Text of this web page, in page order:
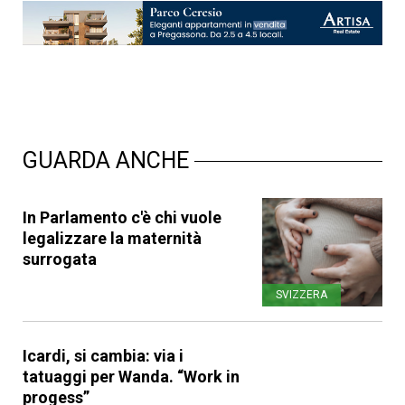
GUARDA ANCHE
In Parlamento c'è chi vuole
legalizzare la maternità
surrogata
SVIZZERA
Icardi, si cambia: via i
tatuaggi per Wanda. “Work in
progess”